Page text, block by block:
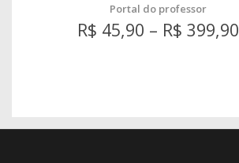
Portal do professor
R$ 45,90 – R$ 399,90